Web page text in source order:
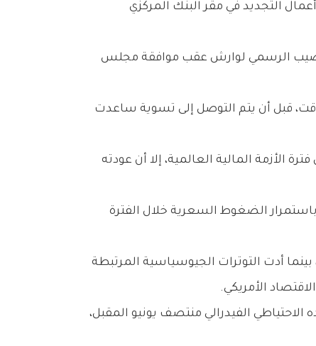
التجديد في مقر البنك المركزي
التنصيب الرسمي لوارش عقب موافقة مجلس
قبل أن يتم التوصل إلى تسوية ساعدت
المالية العالمية، إلا أن عودته
المتحدة أعلى من المستوى المستهدف البالغ 2%، مع توقعات باستمرار الضغوط السعرية خلال الفترة
أدت التوترات الجيوسياسية المرتبطة
الأمريكي.
الفيدرالي منتصف يونيو المقبل،